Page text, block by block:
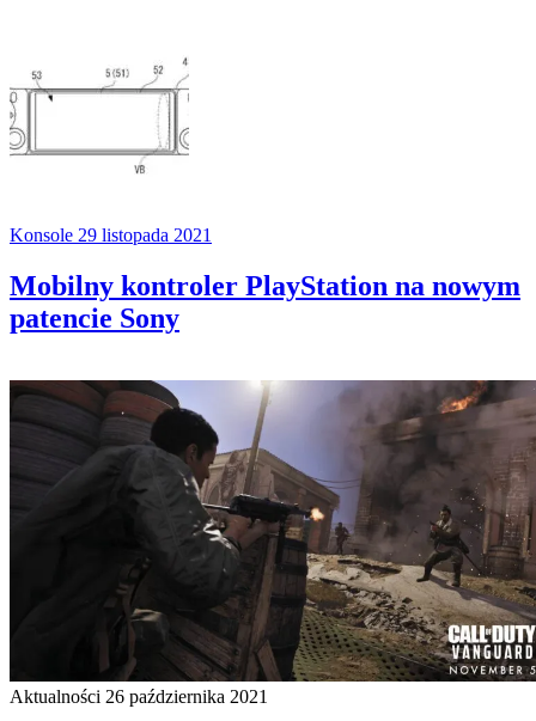
Konsole 29 listopada 2021
Mobilny kontroler PlayStation na nowym
patencie Sony
Aktualności 26 października 2021